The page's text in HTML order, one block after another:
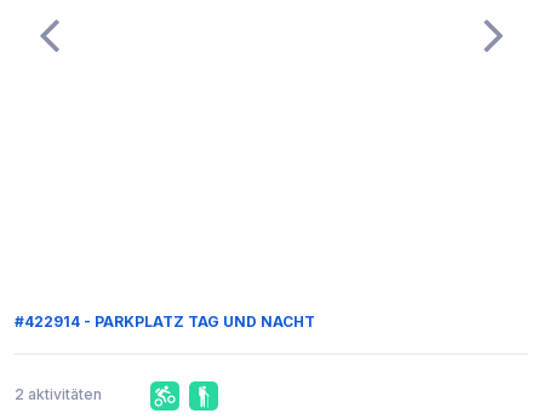
#422914 - PARKPLATZ TAG UND NACHT
2 aktivitäten